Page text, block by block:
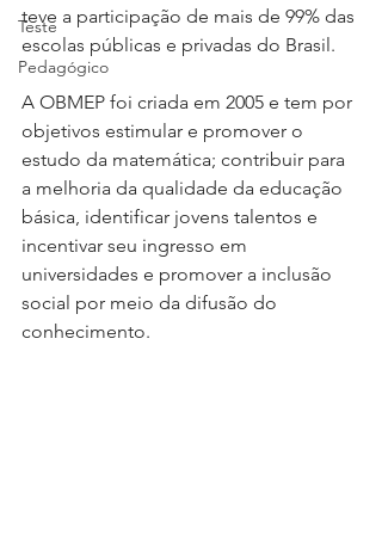
Teste
Pedagógico
teve a participação de mais de 99% das
escolas públicas e privadas do Brasil.
A OBMEP foi criada em 2005 e tem por
objetivos estimular e promover o
estudo da matemática; contribuir para
a melhoria da qualidade da educação
básica, identificar jovens talentos e
incentivar seu ingresso em
universidades e promover a inclusão
social por meio da difusão do
conhecimento.